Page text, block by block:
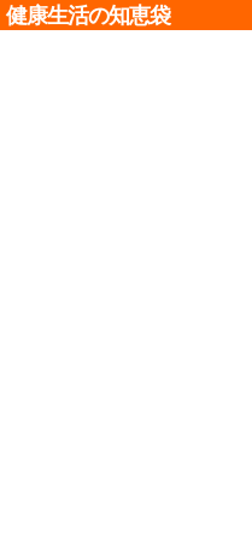
健康生活の知恵袋